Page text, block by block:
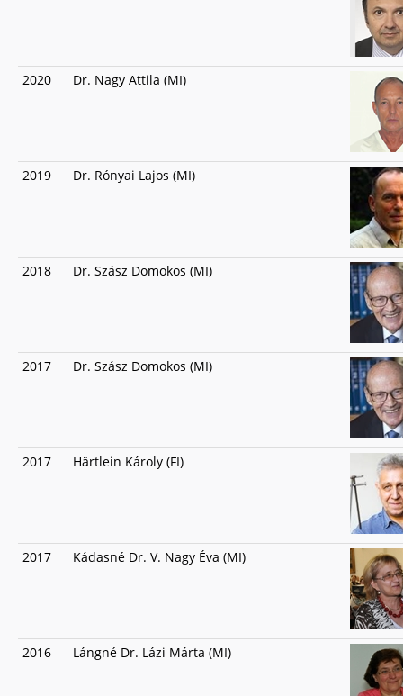
2020 Dr. Nagy Attila (MI)
2019 Dr. Rónyai Lajos (MI)
2018 Dr. Szász Domokos (MI)
2017 Dr. Szász Domokos (MI)
2017 Härtlein Károly (FI)
2017 Kádasné Dr. V. Nagy Éva (MI)
2016 Lángné Dr. Lázi Márta (MI)